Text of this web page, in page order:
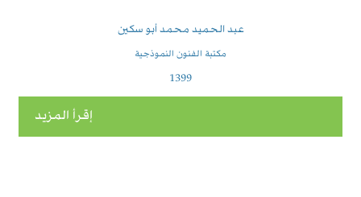
عبد الحميد محمد أبو سكين
مكتبة الفنون النموذجية
1399
إقرأ المزيد